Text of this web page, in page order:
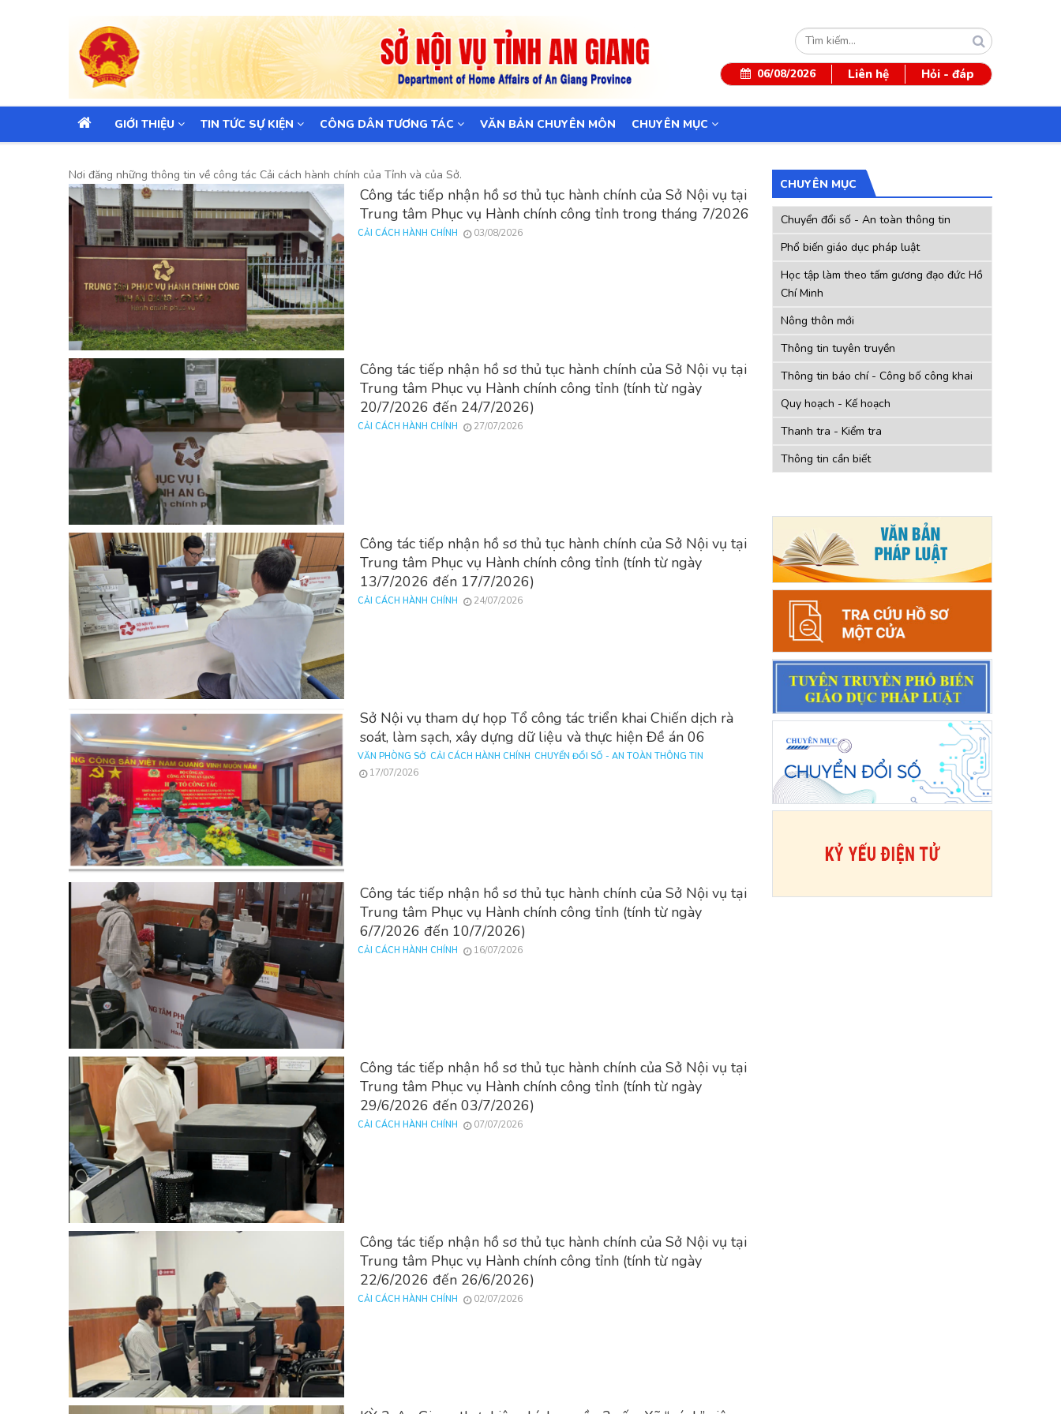
Tìm
kiếm
06/08/2026
Liên hệ Hỏi - đáp
MAIN
GIỚI THIỆU TIN TỨC SỰ KIỆN CÔNG DÂN TƯƠNG TÁC VĂN BẢN CHUYÊN MÔN CHUYÊN MỤC
Nơi đăng những thông tin về công tác Cải cách hành chính của Tỉnh và của Sở.
Công tác tiếp nhận hồ sơ thủ tục hành chính của Sở Nội vụ tại
Trung tâm Phục vụ Hành chính công tỉnh trong tháng 7/2026
CẢI CÁCH HÀNH CHÍNH 03/08/2026
Công tác tiếp nhận hồ sơ thủ tục hành chính của Sở Nội vụ tại
Trung tâm Phục vụ Hành chính công tỉnh (tính từ ngày
20/7/2026 đến 24/7/2026)
CẢI CÁCH HÀNH CHÍNH 27/07/2026
Công tác tiếp nhận hồ sơ thủ tục hành chính của Sở Nội vụ tại
Trung tâm Phục vụ Hành chính công tỉnh (tính từ ngày
13/7/2026 đến 17/7/2026)
CẢI CÁCH HÀNH CHÍNH 24/07/2026
Sở Nội vụ tham dự họp Tổ công tác triển khai Chiến dịch rà
soát, làm sạch, xây dựng dữ liệu và thực hiện Đề án 06
VĂN PHÒNG SỞ CẢI CÁCH HÀNH CHÍNH CHUYỂN ĐỔI SỐ - AN TOÀN THÔNG TIN
17/07/2026
Công tác tiếp nhận hồ sơ thủ tục hành chính của Sở Nội vụ tại
Trung tâm Phục vụ Hành chính công tỉnh (tính từ ngày
6/7/2026 đến 10/7/2026)
CẢI CÁCH HÀNH CHÍNH 16/07/2026
Công tác tiếp nhận hồ sơ thủ tục hành chính của Sở Nội vụ tại
Trung tâm Phục vụ Hành chính công tỉnh (tính từ ngày
29/6/2026 đến 03/7/2026)
CẢI CÁCH HÀNH CHÍNH 07/07/2026
Công tác tiếp nhận hồ sơ thủ tục hành chính của Sở Nội vụ tại
Trung tâm Phục vụ Hành chính công tỉnh (tính từ ngày
22/6/2026 đến 26/6/2026)
CẢI CÁCH HÀNH CHÍNH 02/07/2026
CHUYÊN MỤC
Chuyển đổi số - An toàn thông tin
Phổ biến giáo dục pháp luật
Học tập làm theo tấm gương đạo đức Hồ
Chí Minh
Nông thôn mới
Thông tin tuyên truyền
Thông tin báo chí - Công bố công khai
Quy hoạch - Kế hoạch
Thanh tra - Kiểm tra
Thông tin cần biết